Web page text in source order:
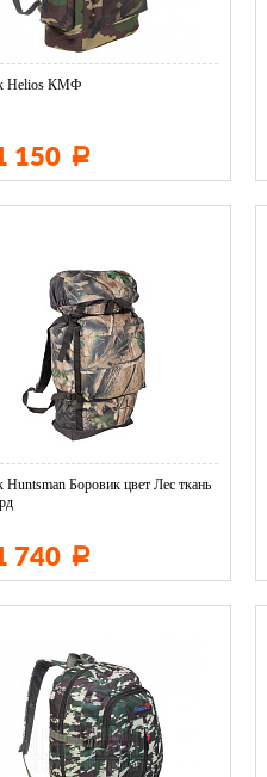
Helios КМФ
150 Р
Huntsman Боровик цвет Лес ткань
740 Р